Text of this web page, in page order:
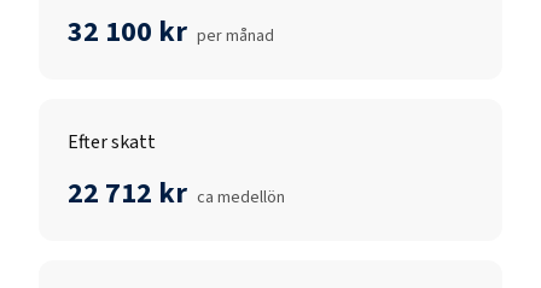
32 100 kr per månad
Efter skatt
22 712 kr ca medellön